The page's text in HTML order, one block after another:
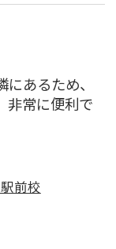
あるため、
非常に便利で
前校